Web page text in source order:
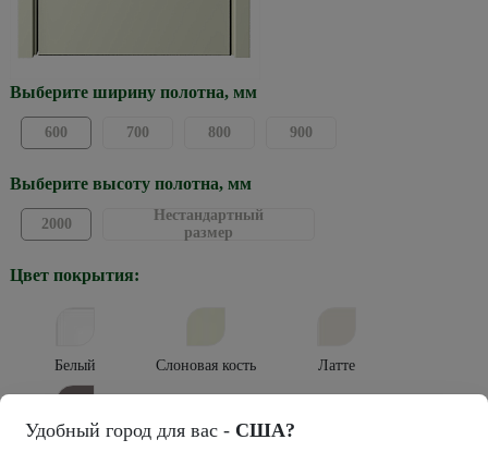
Выберите ширину полотна, мм
600 700 800 900
Выберите высоту полотна, мм
2000
Нестандартный
размер
Цвет покрытия:
Белый Слоновая кость Латте
Удобный город для вас - США?